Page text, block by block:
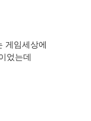
게임세상에
었는데